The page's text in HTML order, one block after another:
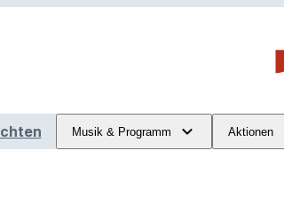
Musik & Programm Aktionen